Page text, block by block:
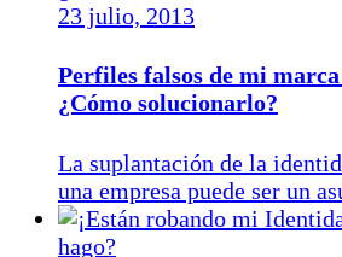
23 julio, 2013
Perfiles falsos de mi
¿Cómo solucionarlo?
La suplantación de la
una empresa puede ser un